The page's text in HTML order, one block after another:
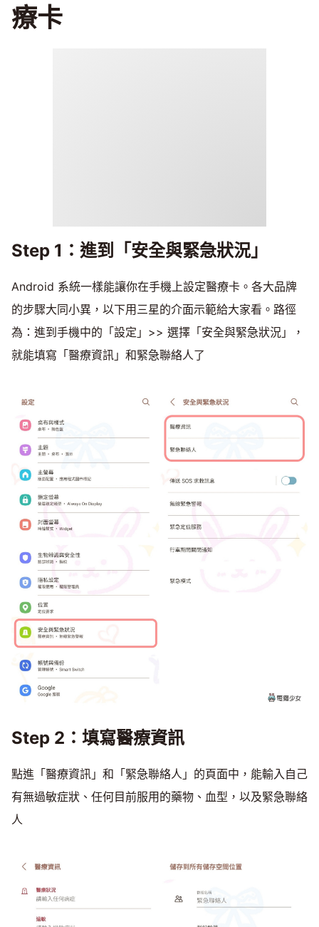
療卡
Step 1：進到「安全與緊急狀況」
Android 系統一樣能讓你在手機上設定醫療卡。各大品牌
的步驟大同小異，以下用三星的介面示範給大家看。路徑
為：進到手機中的「設定」>> 選擇「安全與緊急狀況」，
就能填寫「醫療資訊」和緊急聯絡人了
Step 2：填寫醫療資訊
點進「醫療資訊」和「緊急聯絡人」的頁面中，能輸入自己
有無過敏症狀、任何目前服用的藥物、血型，以及緊急聯絡
人